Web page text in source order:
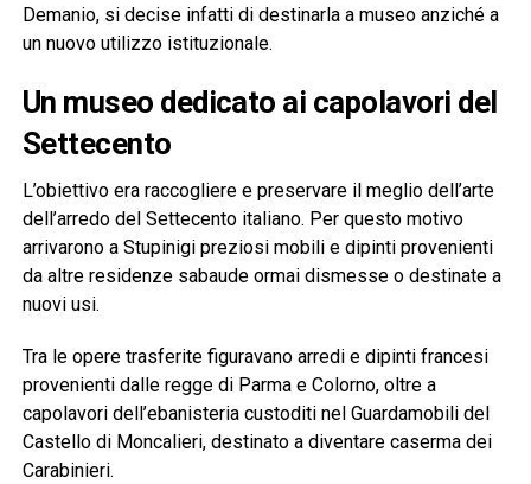
Demanio, si decise infatti di destinarla a museo anziché a
un nuovo utilizzo istituzionale.
Un museo dedicato ai capolavori del
Settecento
L’obiettivo era raccogliere e preservare il meglio dell’arte
dell’arredo del Settecento italiano. Per questo motivo
arrivarono a Stupinigi preziosi mobili e dipinti provenienti
da altre residenze sabaude ormai dismesse o destinate a
nuovi usi.
Tra le opere trasferite figuravano arredi e dipinti francesi
provenienti dalle regge di Parma e Colorno, oltre a
capolavori dell’ebanisteria custoditi nel Guardamobili del
Castello di Moncalieri, destinato a diventare caserma dei
Carabinieri.